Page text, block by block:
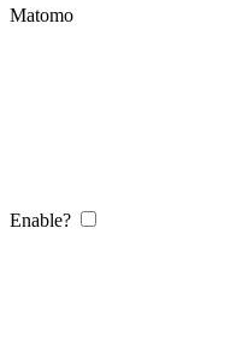
Matomo
Enable?